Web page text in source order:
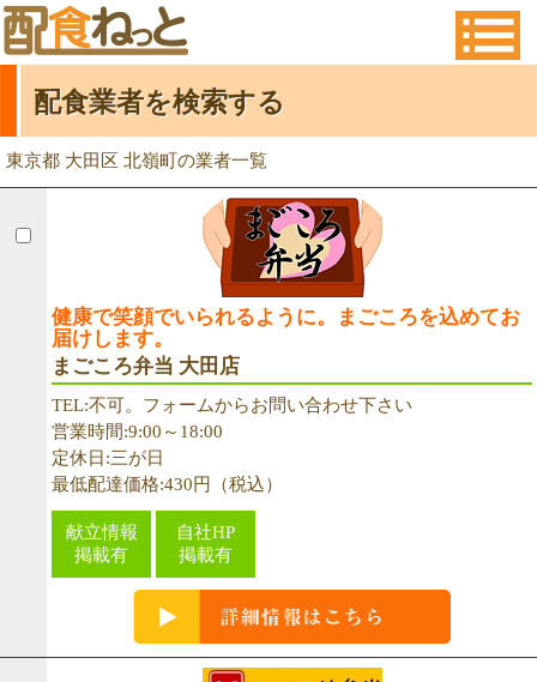
配食業者を検索する
東京都 大田区 北嶺町の業者一覧
健康で笑顔でいられるように。まごころを込めてお
届けします。
まごころ弁当 大田店
TEL:不可。フォームからお問い合わせ下さい
営業時間:9:00～18:00
定休日:三が日
最低配達価格:430円（税込）
献立情報
掲載有
自社HP
掲載有